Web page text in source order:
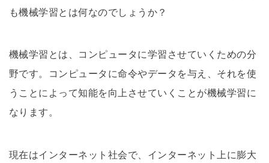
も機械学習とは何なのでしょうか？
機械学習とは、コンピュータに学習させていくための分
野です。コンピュータに命令やデータを与え、それを使
うことによって知能を向上させていくことが機械学習に
なります。
現在はインターネット社会で、インターネット上に膨大